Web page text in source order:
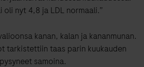
oli nyt 4,8 ja LDL normaali.”
kanan, kalan ja kananmunan.
tarkistettiin taas parin kuukauden
samoina.